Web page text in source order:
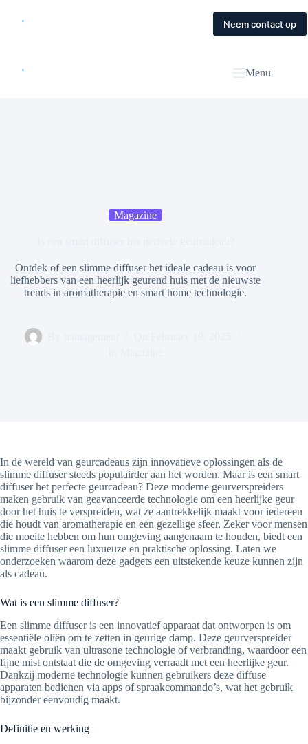
Contact
Neem contact op
Menu
Magazine
Ontdek of een slimme diffuser het ideale cadeau is voor
liefhebbers van een heerlijk geurend huis met de nieuwste
trends in aromatherapie en smart home technologie.
In de wereld van geurcadeaus zijn innovatieve oplossingen als de
slimme diffuser steeds populairder aan het worden. Maar is een smart
diffuser het perfecte geurcadeau? Deze moderne geurverspreiders
maken gebruik van geavanceerde technologie om een heerlijke geur
door het huis te verspreiden, wat ze aantrekkelijk maakt voor iedereen
die houdt van aromatherapie en een gezellige sfeer. Zeker voor mensen
die moeite hebben om hun omgeving aangenaam te houden, biedt een
slimme diffuser een luxueuze en praktische oplossing. Laten we
onderzoeken waarom deze gadgets een uitstekende keuze kunnen zijn
als cadeau.
Wat is een slimme diffuser?
Een slimme diffuser is een innovatief apparaat dat ontworpen is om
essentiële oliën om te zetten in geurige damp. Deze geurverspreider
maakt gebruik van ultrasone technologie of verbranding, waardoor een
fijne mist ontstaat die de omgeving verraadt met een heerlijke geur.
Dankzij moderne technologie kunnen gebruikers deze diffuse
apparaten bedienen via apps of spraakcommando’s, wat het gebruik
bijzonder eenvoudig maakt.
Definitie en werking